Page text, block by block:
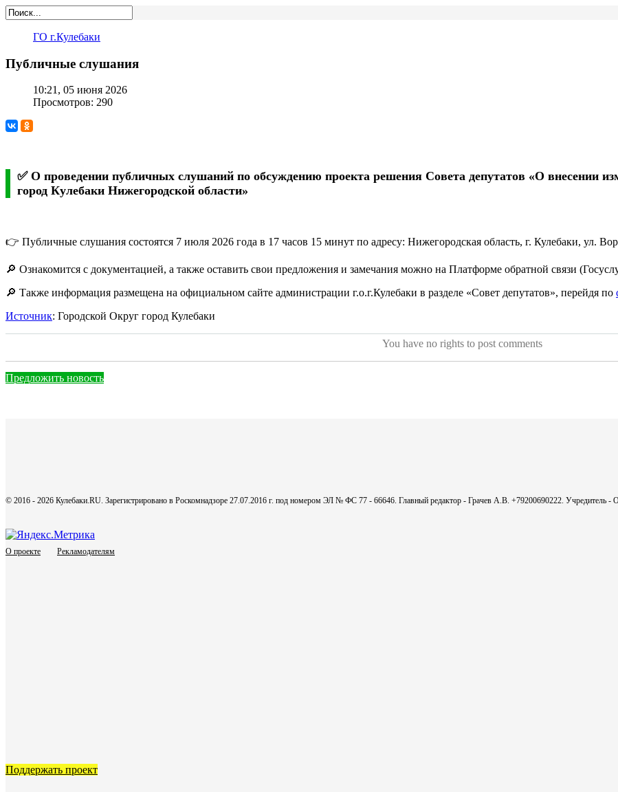
ГО г.Кулебаки
Публичные слушания
10:21, 05 июня 2026
Просмотров: 290
✅ О проведении публичных слушаний по обсуждению проекта решения Совета депутатов «О внесении
город Кулебаки Нижегородской области»
👉 Публичные слушания состоятся 7 июля 2026 года в 17 часов 15 минут по адресу: Нижегородская область, г. Кулебаки, ул.
🔎 Ознакомится с документацией, а также оставить свои предложения и замечания можно на Платформе обратной связи
🔎 Также информация размещена на официальном сайте администрации г.о.г.Кулебаки в разделе «Совет депутатов», перейдя по
Источник: Городской Округ город Кулебаки
You have no rights to post comments
Предложить новость
© 2016 - 2026 Кулебаки.RU. Зарегистрировано в Роскомнадзоре 27.07.2016 г. под номером ЭЛ № ФС 77 - 66646. Главный редактор - Грачев А.В. +79200690222. Учредитель
О проекте Рекламодателям
Поддержать проект